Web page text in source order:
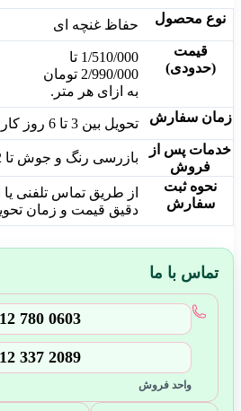
نوع محصول
حفاظ غنچه ای
قیمت
(حدودی)
1/510/000 تا
2/990/000 تومان
به ازای هر متر.
زمان سفارش
تحویل بین 3 تا 6 روز کاری پس از ثبت سفارش.
خدمات پس از
فروش
بازرسی رنگ و جوش تا 12 ماه
نحوه ثبت
سفارش
از طریق تماس تلفنی یا
دقیق قیمت و زمان
تماس با ما
780 0603
337 2089
واحد فروش